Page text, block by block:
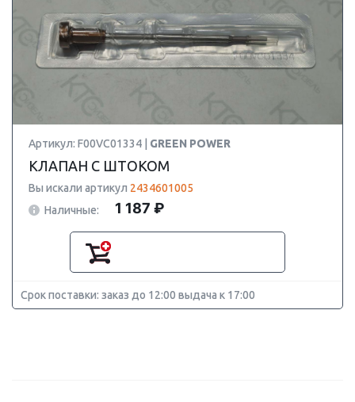
Артикул: F00VC01334 | GREEN POWER
КЛАПАН С ШТОКОМ
Вы искали артикул 2434601005
Наличные:
1 187 ₽
Срок поставки: заказ до 12:00 выдача к 17:00